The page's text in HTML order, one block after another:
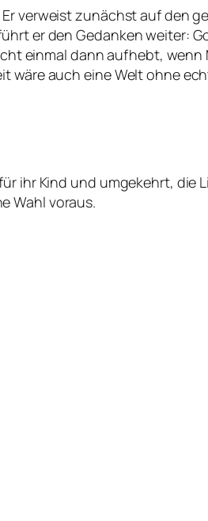
verweist zunächst auf den
er den Gedanken weiter:
einmal dann aufhebt,
wäre auch eine Welt ohne
ihr Kind und umgekehrt,
Wahl voraus.